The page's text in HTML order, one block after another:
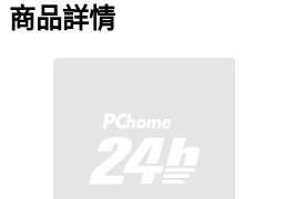
商品詳情